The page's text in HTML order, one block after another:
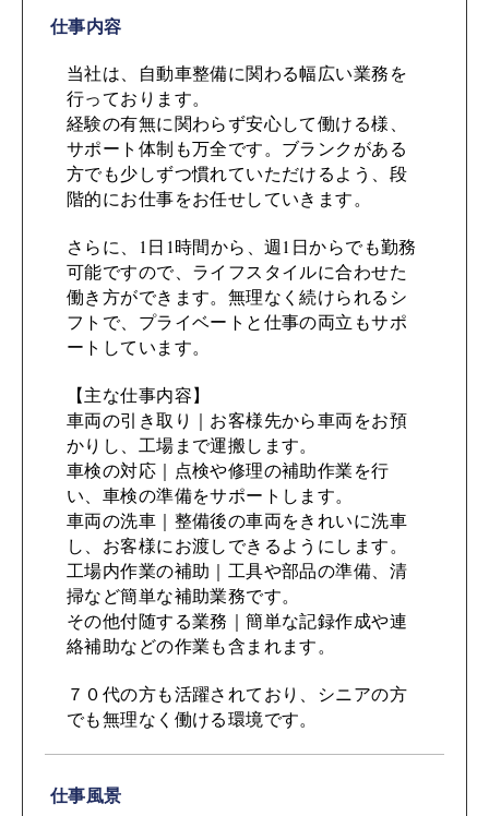
仕事内容
当社は、自動車整備に関わる幅広い業務を
行っております。
経験の有無に関わらず安心して働ける様、
サポート体制も万全です。ブランクがある
方でも少しずつ慣れていただけるよう、段
階的にお仕事をお任せしていきます。
さらに、1日1時間から、週1日からでも勤務
可能ですので、ライフスタイルに合わせた
働き方ができます。無理なく続けられるシ
フトで、プライベートと仕事の両立もサポ
ートしています。
【主な仕事内容】
車両の引き取り｜お客様先から車両をお預
かりし、工場まで運搬します。
車検の対応｜点検や修理の補助作業を行
い、車検の準備をサポートします。
車両の洗車｜整備後の車両をきれいに洗車
し、お客様にお渡しできるようにします。
工場内作業の補助｜工具や部品の準備、清
掃など簡単な補助業務です。
その他付随する業務｜簡単な記録作成や連
絡補助などの作業も含まれます。
７０代の方も活躍されており、シニアの方
でも無理なく働ける環境です。
仕事風景